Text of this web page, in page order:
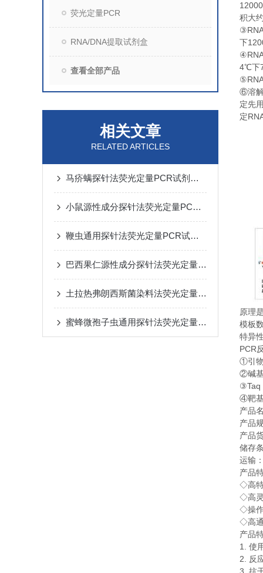
荧光定量PCR
RNA/DNA提取试剂盒
查看全部产品
相关文章
RELATED ARTICLES
马疥螨探针法荧光定量PCR试剂盒反应流程常规程序
小鼠源性成分探针法荧光定量PCR试剂盒实验注意事项
鞭虫通用探针法荧光定量PCR试剂盒实验规则
巴西果仁源性成分探针法荧光定量PCR试剂盒​使用方法
土拉热弗朗西斯菌染料法荧光定量PCR试剂盒实验注意事项
蜜蜂微孢子虫通用探针法荧光定量PCR试剂盒注意事项
积大
③
下
④
4℃下
⑤
⑥溶
定先
定
原理
模板
特异
PCR
①引
②碱
③Taq
④靶
产品
产品
产品
储存
运输
产品
◇高
◇高
◇操
◇高
产品
1. 使
2. 反